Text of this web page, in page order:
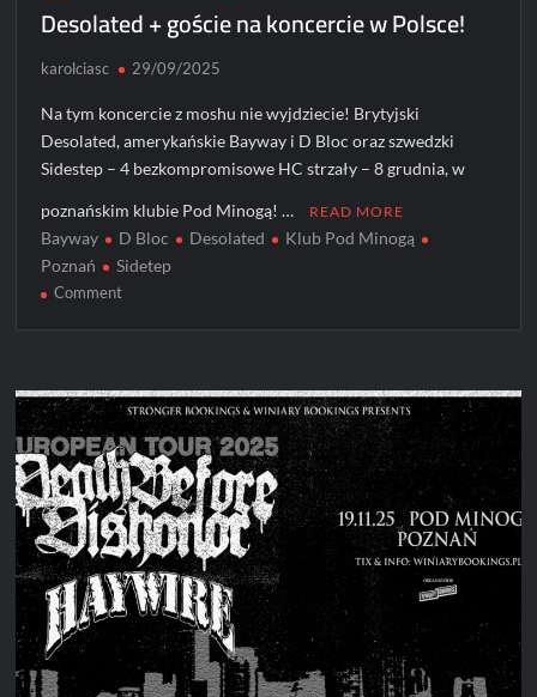
Desolated + goście na koncercie w Polsce!
karolciasc 29/09/2025
Na tym koncercie z moshu nie wyjdziecie! Brytyjski
Desolated, amerykańskie Bayway i D Bloc oraz szwedzki
Sidestep – 4 bezkompromisowe HC strzały – 8 grudnia, w
poznańskim klubie Pod Minogą! … READ MORE
Bayway D Bloc Desolated
Klub Pod Minogą
Poznań
Sidetep
Commenton
na
koncercie
w
Polsce!